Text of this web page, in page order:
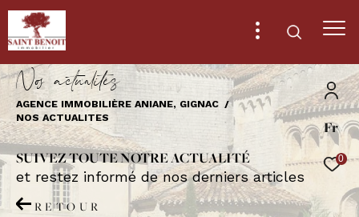
Fr
0
No actuaiés
AGENCE IMMOBILIÈRE ANIANE, GIGNAC
NOS ACTUALITES
SUIVEZ TOUTE NOTRE ACTUALITÉ
et restez informé de nos derniers articles
RETOUR
Effectuer une recherche
et trouver le bien qui correspond à vos
critères